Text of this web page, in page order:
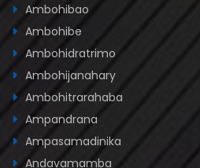
Ambohibao
Ambohibe
Ambohidratrimo
Ambohijanahary
Ambohitrarahaba
Ampandrana
Ampasamadinika
Andavamamba